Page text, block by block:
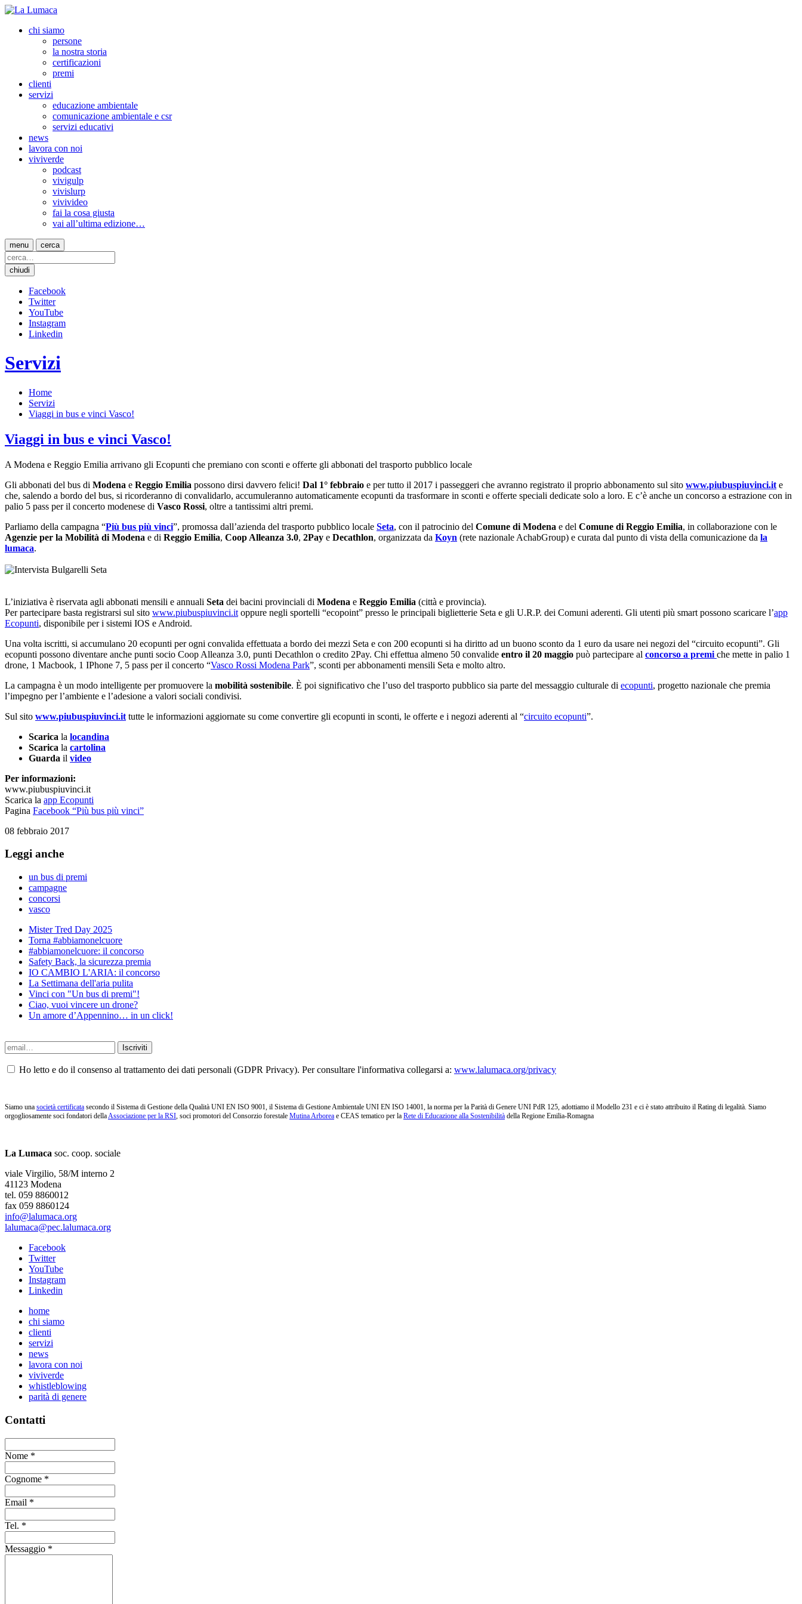
chi siamo
persone
la nostra storia
certificazioni
premi
clienti
servizi
educazione ambientale
comunicazione ambientale e csr
servizi educativi
news
lavora con noi
viviverde
podcast
vivigulp
vivislurp
vivivideo
fai la cosa giusta
vai all’ultima edizione…
menu cerca
chiudi
Facebook
Twitter
YouTube
Instagram
Linkedin
Servizi
Home
Servizi
Viaggi in bus e vinci Vasco!
Viaggi in bus e vinci Vasco!
A Modena e Reggio Emilia arrivano gli Ecopunti che premiano con sconti e offerte gli abbonati del trasporto pubblico locale
Gli abbonati del bus di Modena e Reggio Emilia possono dirsi davvero felici! Dal 1° febbraio e per tutto il 2017 i passeggeri che avranno registrato il proprio abbonamento sul sito www.piubuspiuvinci.it e
che, salendo a bordo del bus, si ricorderanno di convalidarlo, accumuleranno automaticamente ecopunti da trasformare in sconti e offerte speciali dedicate solo a loro. E c’è anche un concorso a estrazione con in
palio 5 pass per il concerto modenese di Vasco Rossi, oltre a tantissimi altri premi.
Parliamo della campagna “Più bus più vinci”, promossa dall’azienda del trasporto pubblico locale Seta, con il patrocinio del Comune di Modena e del Comune di Reggio Emilia, in collaborazione con le
Agenzie per la Mobilità di Modena e di Reggio Emilia, Coop Alleanza 3.0, 2Pay e Decathlon, organizzata da Koyn (rete nazionale AchabGroup) e curata dal punto di vista della comunicazione da la
lumaca.
L’iniziativa è riservata agli abbonati mensili e annuali Seta dei bacini provinciali di Modena e Reggio Emilia (città e provincia).
Per partecipare basta registrarsi sul sito www.piubuspiuvinci.it oppure negli sportelli “ecopoint” presso le principali biglietterie Seta e gli U.R.P. dei Comuni aderenti. Gli utenti più smart possono scaricare l’app
Ecopunti, disponibile per i sistemi IOS e Android.
Una volta iscritti, si accumulano 20 ecopunti per ogni convalida effettuata a bordo dei mezzi Seta e con 200 ecopunti si ha diritto ad un buono sconto da 1 euro da usare nei negozi del “circuito ecopunti”. Gli
ecopunti possono diventare anche punti socio Coop Alleanza 3.0, punti Decathlon o credito 2Pay. Chi effettua almeno 50 convalide entro il 20 maggio può partecipare al concorso a premi che mette in palio 1
drone, 1 Macbook, 1 IPhone 7, 5 pass per il concerto “Vasco Rossi Modena Park”, sconti per abbonamenti mensili Seta e molto altro.
La campagna è un modo intelligente per promuovere la mobilità sostenibile. È poi significativo che l’uso del trasporto pubblico sia parte del messaggio culturale di ecopunti, progetto nazionale che premia
l’impegno per l’ambiente e l’adesione a valori sociali condivisi.
Sul sito www.piubuspiuvinci.it tutte le informazioni aggiornate su come convertire gli ecopunti in sconti, le offerte e i negozi aderenti al “circuito ecopunti”.
Scarica la locandina
Scarica la cartolina
Guarda il video
Per informazioni:
www.piubuspiuvinci.it
Scarica la app Ecopunti
Pagina Facebook “Più bus più vinci”
08 febbraio 2017
Leggi anche
un bus di premi
campagne
concorsi
vasco
Mister Tred Day 2025
Torna #abbiamonelcuore
#abbiamonelcuore: il concorso
Safety Back, la sicurezza premia
IO CAMBIO L'ARIA: il concorso
La Settimana dell'aria pulita
Vinci con "Un bus di premi"!
Ciao, vuoi vincere un drone?
Un amore d’Appennino… in un click!
Ho letto e do il consenso al trattamento dei dati personali (GDPR Privacy). Per consultare l'informativa collegarsi a: www.lalumaca.org/privacy
Siamo una società certificata secondo il Sistema di Gestione della Qualità UNI EN ISO 9001, il Sistema di Gestione Ambientale UNI EN ISO 14001, la norma per la Parità di Genere UNI PdR 125, adottiamo il Modello 231 e ci è stato attribuito il Rating di legalità. Siamo
orgogliosamente soci fondatori dellaAssociazione per la RSI, soci promotori del Consorzio forestale Mutina Arborea e CEAS tematico per la Rete di Educazione alla Sostenibilità della Regione Emilia-Romagna
La Lumaca soc. coop. sociale
viale Virgilio, 58/M interno 2
41123 Modena
tel. 059 8860012
fax 059 8860124
info@lalumaca.org
lalumaca@pec.lalumaca.org
Facebook
Twitter
YouTube
Instagram
Linkedin
home
chi siamo
clienti
servizi
news
lavora con noi
viviverde
whistleblowing
parità di genere
Contatti
Nome *
Cognome *
Email *
Tel. *
Messaggio *